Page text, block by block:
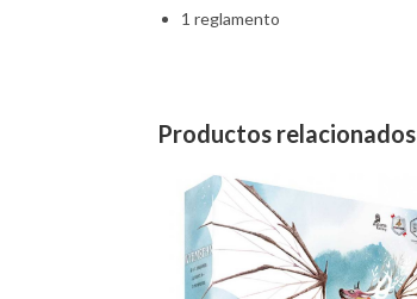
1 reglamento
Productos relacionados